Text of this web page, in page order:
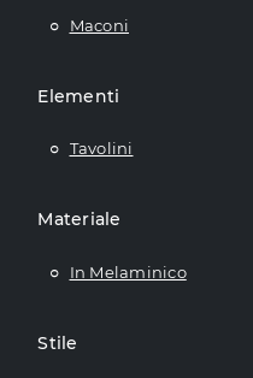
Maconi
Elementi
Tavolini
Materiale
In Melaminico
Stile